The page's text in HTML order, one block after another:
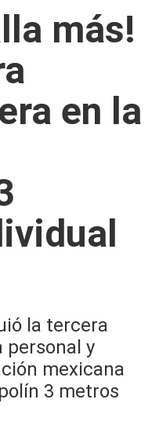
más!
en la
la tercera
personal y
mexicana
3 metros